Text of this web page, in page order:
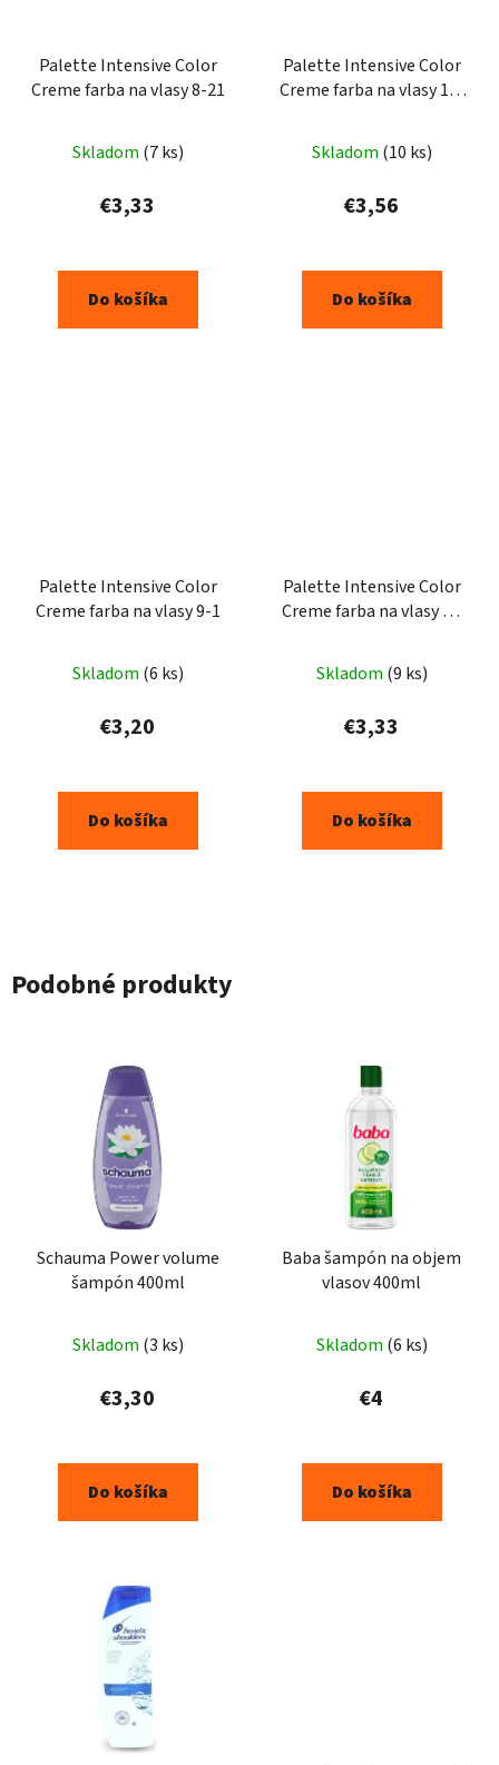
Palette Intensive Color
Creme farba na vlasy 8-21
Skladom (7 ks)
€3,33
Do košíka
Palette Intensive Color
Creme farba na vlasy 12-
Skladom (10 ks)
€3,56
Do košíka
Palette Intensive Color
Creme farba na vlasy 9-1
Skladom (6 ks)
€3,20
Do košíka
Palette Intensive Color
Creme farba na vlasy C1
Skladom (9 ks)
€3,33
Do košíka
Podobné produkty
Schauma Power volume
šampón 400ml
Skladom (3 ks)
€3,30
Do košíka
Baba šampón na objem
vlasov 400ml
Skladom (6 ks)
€4
Do košíka